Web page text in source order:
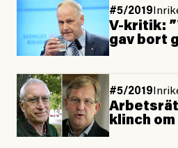
#5/2019
V-kritik:
gav bort
#5/2019
klinch